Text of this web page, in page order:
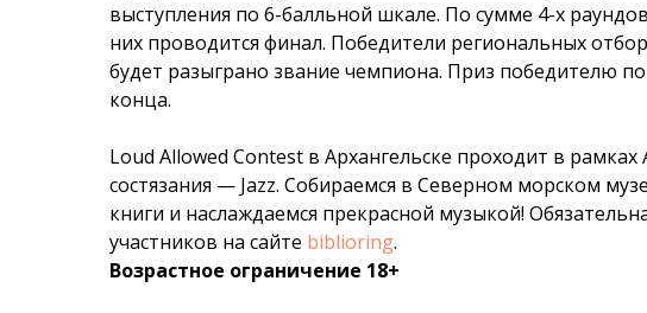
выступления по 6-балльной шкале. По сумме 4-х
них проводится финал. Победители региональных
будет разыграно звание чемпиона. Приз победителю
конца.
Loud Allowed Contest в Архангельске проходит в
состязания — Jazz. Собираемся в Северном морском
книги и наслаждаемся прекрасной музыкой!
участников на сайте biblioring.
Возрастное ограничение 18+